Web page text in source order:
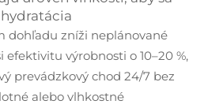
dohľadu zníži neplánované
efektivitu výrobnosti o 10–20 %,
prevádzkový chod 24/7 bez
alebo vlhkostné